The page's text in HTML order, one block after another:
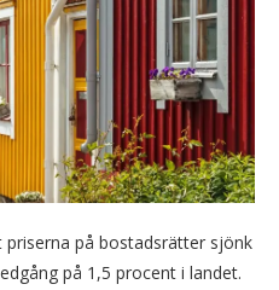
på bostadsrätter sjönk
på 1,5 procent i landet.